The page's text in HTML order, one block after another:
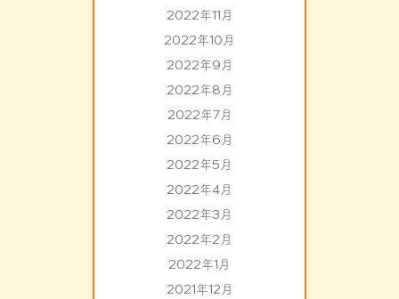
2022年11月
2022年10月
2022年9月
2022年8月
2022年7月
2022年6月
2022年5月
2022年4月
2022年3月
2022年2月
2022年1月
2021年12月